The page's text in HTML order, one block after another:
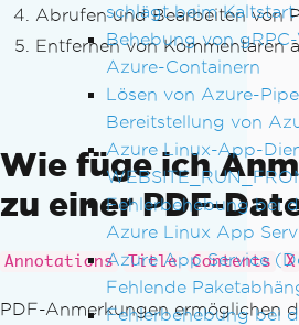
schlägt beim Kaltstart
Behebung von
Azure-Containern
Lösen von Azure-
Bereitstellung von
Azure Linux-App-
Fehlerbehebung bei
Azure Linux App
Azure App Service
Fehlende
Fehlerbehebung bei
Abrufen und Bearbeiten von
Entfernen von Kommentaren
Wie füge ich
zu einer PDF-
Annotations Title Contents X
PDF-Anmerkungen ermöglichen